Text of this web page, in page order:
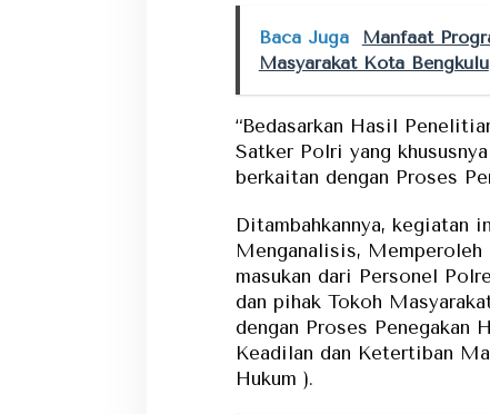
Baca Juga
Manfaat
Masyarakat Kota Bengkulu
“Bedasarkan Hasil
Satker Polri yang
berkaitan dengan Proses
Ditambahkannya, kegiatan
Menganalisis,
masukan dari Personel
dan pihak Tokoh
dengan Proses Penegakan
Keadilan dan Ketertiban
Hukum ).